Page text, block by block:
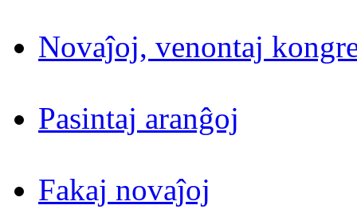
Novaĵoj, venontaj
Pasintaj aranĝoj
Fakaj novaĵoj